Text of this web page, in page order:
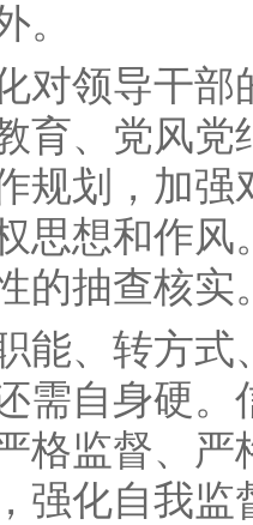
。
领导干部
育、党风
规划，加
思想和作
的抽查核实
、转方式
需自身硬
格监督、
强化自我